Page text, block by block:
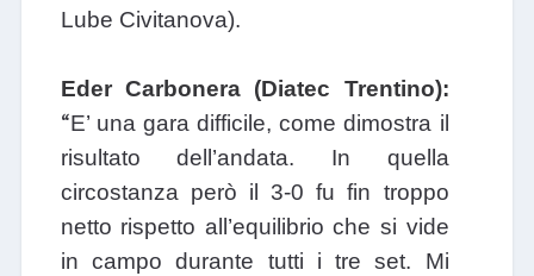
Lube Civitanova).
Eder Carbonera (Diatec Trentino):
“E’ una gara difficile, come dimostra il
risultato dell’andata. In quella
circostanza però il 3-0 fu fin troppo
netto rispetto all’equilibrio che si vide
in campo durante tutti i tre set. Mi